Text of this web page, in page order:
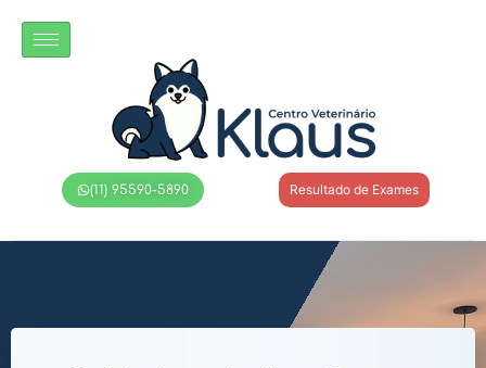
(11) 95590-5890 Resultado de Exames